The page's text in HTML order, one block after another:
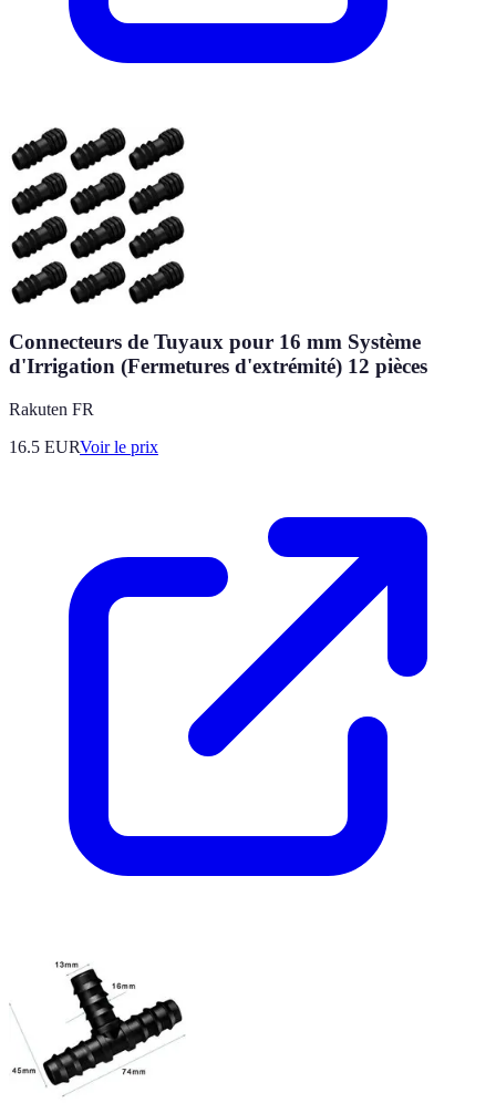
Connecteurs de Tuyaux pour 16 mm Système
d'Irrigation (Fermetures d'extrémité) 12 pièces
Rakuten FR
16.5 EURVoir le prix